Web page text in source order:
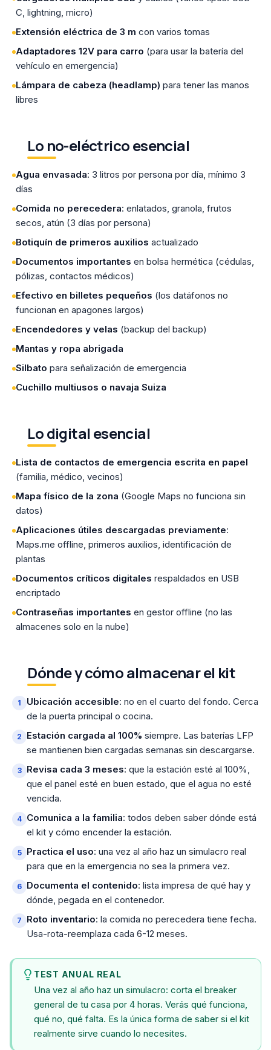
C, lightning, micro)
Extensión eléctrica de 3 m con varios tomas
Adaptadores 12V para carro (para usar la batería del
vehículo en emergencia)
Lámpara de cabeza (headlamp) para tener las manos
libres
Lo no-eléctrico esencial
Agua envasada: 3 litros por persona por día, mínimo 3
días
Comida no perecedera: enlatados, granola, frutos
secos, atún (3 días por persona)
Botiquín de primeros auxilios actualizado
Documentos importantes en bolsa hermética (cédulas,
pólizas, contactos médicos)
Efectivo en billetes pequeños (los datáfonos no
funcionan en apagones largos)
Encendedores y velas (backup del backup)
Mantas y ropa abrigada
Silbato para señalización de emergencia
Cuchillo multiusos o navaja Suiza
Lo digital esencial
Lista de contactos de emergencia escrita en papel
(familia, médico, vecinos)
Mapa físico de la zona (Google Maps no funciona sin
datos)
Aplicaciones útiles descargadas previamente:
Maps.me offline, primeros auxilios, identificación de
plantas
Documentos críticos digitales respaldados en USB
encriptado
Contraseñas importantes en gestor offline (no las
almacenes solo en la nube)
Dónde y cómo almacenar el kit
Ubicación accesible: no en el cuarto del fondo. Cerca
de la puerta principal o cocina.
Estación cargada al 100% siempre. Las baterías LFP
se mantienen bien cargadas semanas sin descargarse.
Revisa cada 3 meses: que la estación esté al 100%,
que el panel esté en buen estado, que el agua no esté
vencida.
Comunica a la familia: todos deben saber dónde está
el kit y cómo encender la estación.
Practica el uso: una vez al año haz un simulacro real
para que en la emergencia no sea la primera vez.
Documenta el contenido: lista impresa de qué hay y
dónde, pegada en el contenedor.
Roto inventario: la comida no perecedera tiene fecha.
Usa-rota-reemplaza cada 6-12 meses.
TEST ANUAL REAL
Una vez al año haz un simulacro: corta el breaker
general de tu casa por 4 horas. Verás qué funciona,
qué no, qué falta. Es la única forma de saber si el kit
realmente sirve cuando lo necesites.